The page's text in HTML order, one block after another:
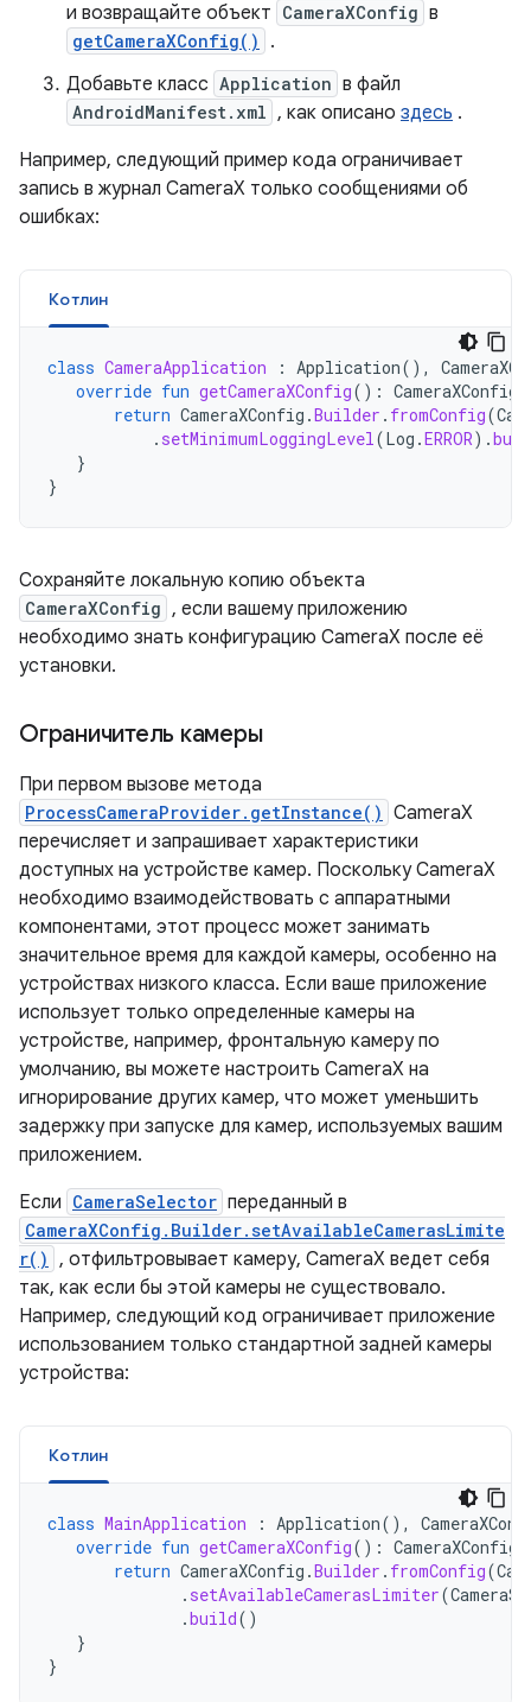
и возвращайте объект CameraXConfig в
getCameraXConfig()
.
Добавьте класс Application в файл
AndroidManifest.xml , как описано здесь .
Например, следующий пример кода ограничивает
запись в журнал CameraX только сообщениями об
ошибках:
Котлин
class CameraApplication : Application(),
override fun getCameraXConfig(): CameraXConfig
return CameraXConfig .Builder . fromConfig(
. setMinimumLoggingLevel(Log .ERROR).
}
}
Сохраняйте локальную копию объекта
CameraXConfig , если вашему приложению
необходимо знать конфигурацию CameraX после её
установки.
Ограничитель камеры
При первом вызове метода
ProcessCameraProvider.getInstance() CameraX
перечисляет и запрашивает характеристики
доступных на устройстве камер. Поскольку CameraX
необходимо взаимодействовать с аппаратными
компонентами, этот процесс может занимать
значительное время для каждой камеры, особенно на
устройствах низкого класса. Если ваше приложение
использует только определенные камеры на
устройстве, например, фронтальную камеру по
умолчанию, вы можете настроить CameraX на
игнорирование других камер, что может уменьшить
задержку при запуске для камер, используемых вашим
приложением.
Если CameraSelector переданный в
CameraXConfig.Builder.setAvailableCamerasLimite
r() , отфильтровывает камеру, CameraX ведет себя
так, как если бы этой камеры не существовало.
Например, следующий код ограничивает приложение
использованием только стандартной задней камеры
устройства:
Котлин
class MainApplication : Application(),
override fun getCameraXConfig(): CameraXConfig
return CameraXConfig .Builder . fromConfig(
. setAvailableCamerasLimiter(
.build()
}
}